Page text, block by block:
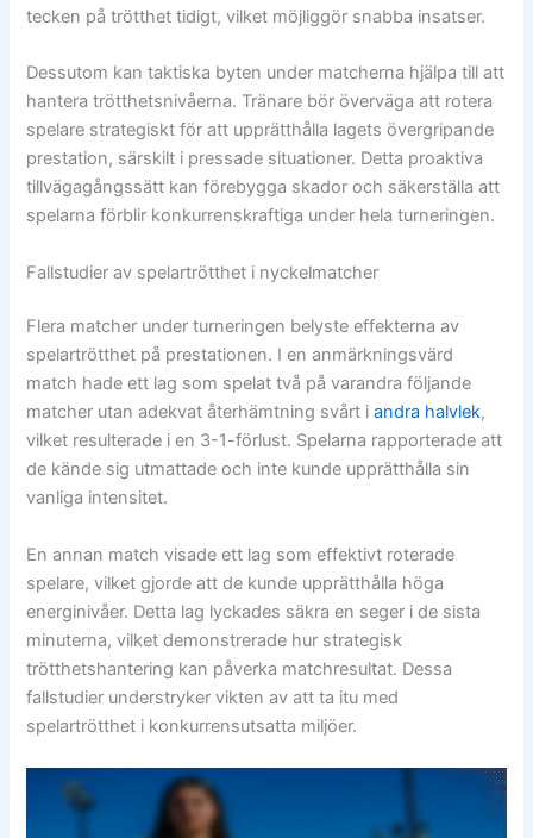
tecken på trötthet tidigt, vilket möjliggör snabba insatser.
Dessutom kan taktiska byten under matcherna hjälpa till att
hantera trötthetsnivåerna. Tränare bör överväga att rotera
spelare strategiskt för att upprätthålla lagets övergripande
prestation, särskilt i pressade situationer. Detta proaktiva
tillvägagångssätt kan förebygga skador och säkerställa att
spelarna förblir konkurrenskraftiga under hela turneringen.
Fallstudier av spelartrötthet i nyckelmatcher
Flera matcher under turneringen belyste effekterna av
spelartrötthet på prestationen. I en anmärkningsvärd
match hade ett lag som spelat två på varandra följande
matcher utan adekvat återhämtning svårt iandra halvlek,
vilket resulterade i en 3-1-förlust. Spelarna rapporterade att
de kände sig utmattade och inte kunde upprätthålla sin
vanliga intensitet.
En annan match visade ett lag som effektivt roterade
spelare, vilket gjorde att de kunde upprätthålla höga
energinivåer. Detta lag lyckades säkra en seger i de sista
minuterna, vilket demonstrerade hur strategisk
trötthetshantering kan påverka matchresultat. Dessa
fallstudier understryker vikten av att ta itu med
spelartrötthet i konkurrensutsatta miljöer.